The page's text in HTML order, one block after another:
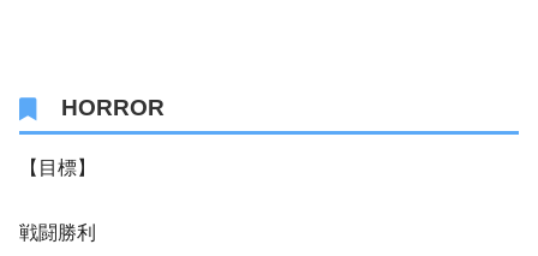
HORROR
【目標】
戦闘勝利